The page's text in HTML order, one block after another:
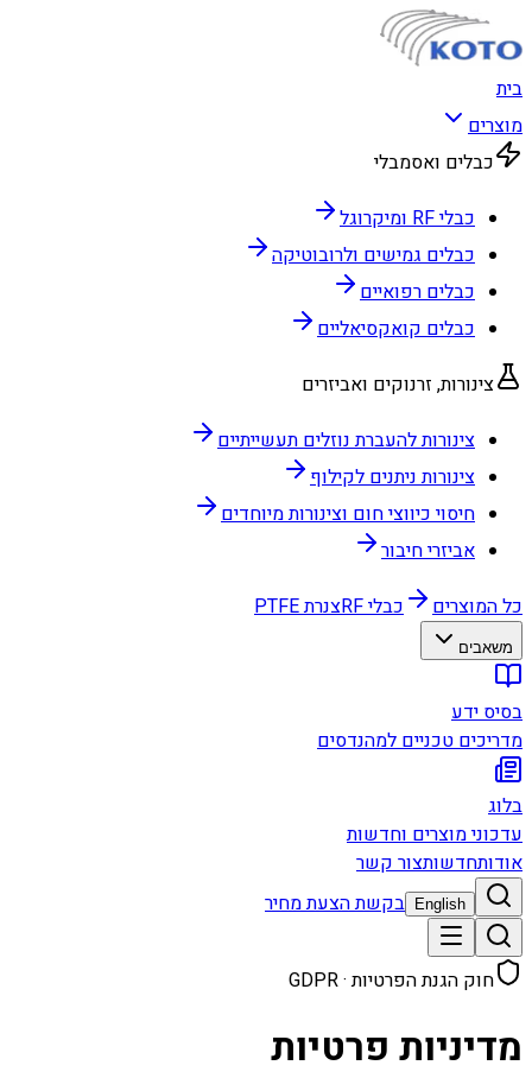
בית
מוצרים
כבלים ואסמבלי
כבלי RF ומיקרוגל
כבלים גמישים ולרובוטיקה
כבלים רפואיים
כבלים קואקסיאליים
צינורות, זרנוקים ואביזרים
צינורות להעברת נוזלים תעשייתיים
צינורות ניתנים לקילוף
חיסוי כיווצי חום וצינורות מיוחדים
אביזרי חיבור
כל המוצרים
כבלי RF צנרת PTFE
משאבים
בסיס ידע
מדריכים טכניים למהנדסים
בלוג
עדכוני מוצרים וחדשות
אודותחדשותצור קשר
English בקשת הצעת מחיר
חוק הגנת הפרטיות · GDPR
מדיניות פרטיות